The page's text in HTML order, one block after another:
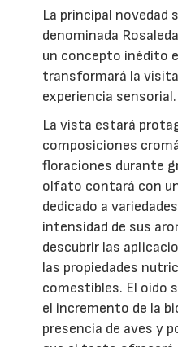
La principal novedad
denominada
un concepto inédito
transformará la
experiencia sensorial.
La vista estará
composiciones
floraciones durante
olfato contará con
dedicado a
intensidad de sus
descubrir las
las propiedades
comestibles. El oído
el incremento de la
presencia de aves y